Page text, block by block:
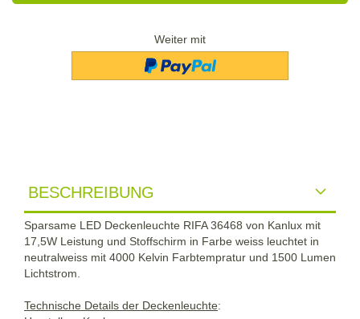
Weiter mit
BESCHREIBUNG
Sparsame LED Deckenleuchte RIFA 36468 von Kanlux mit
17,5W Leistung und Stoffschirm in Farbe weiss leuchtet in
neutralweiss mit 4000 Kelvin Farbtempratur und 1500 Lumen
Lichtstrom.
Technische Details der Deckenleuchte: